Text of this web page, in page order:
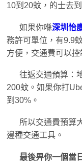
10到20蚊，的士去
如果你喺深圳怡
務許可單位，有9.9
方便，交通費可以控
往返交通預算：
200蚊。如果你打
到30%。
所以交通費預算
邊種交通工具。
最後畀你一個當